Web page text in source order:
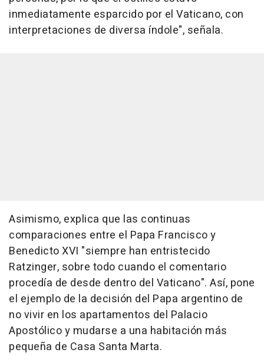
inmediatamente esparcido por el Vaticano, con
interpretaciones de diversa índole", señala.
Asimismo, explica que las continuas
comparaciones entre el Papa Francisco y
Benedicto XVI "siempre han entristecido
Ratzinger, sobre todo cuando el comentario
procedía de desde dentro del Vaticano". Así, pone
el ejemplo de la decisión del Papa argentino de
no vivir en los apartamentos del Palacio
Apostólico y mudarse a una habitación más
pequeña de Casa Santa Marta.